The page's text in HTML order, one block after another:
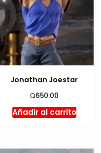
Jonathan Joestar
Q650.00
Añadir al carrito